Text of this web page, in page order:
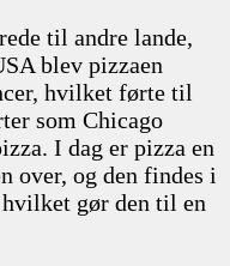
til andre lande,
blev pizzaen
hvilket førte til
som Chicago
I dag er pizza en
over, og den findes i
gør den til en